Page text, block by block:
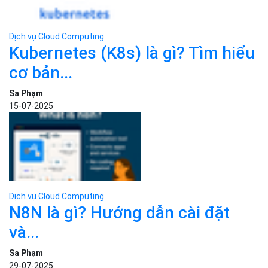
Dịch vụ Cloud Computing
Cloud VPS là gì? Lợi ích khi sử...
Sa Phạm
06-09-2025
Bizfly Cloud
BÀI VIẾT LIÊN QUAN
Danh mục
Tin công nghệ